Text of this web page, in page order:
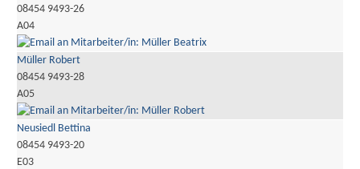
08454 9493-26
A04
Müller Robert
08454 9493-28
A05
Neusiedl Bettina
08454 9493-20
E03